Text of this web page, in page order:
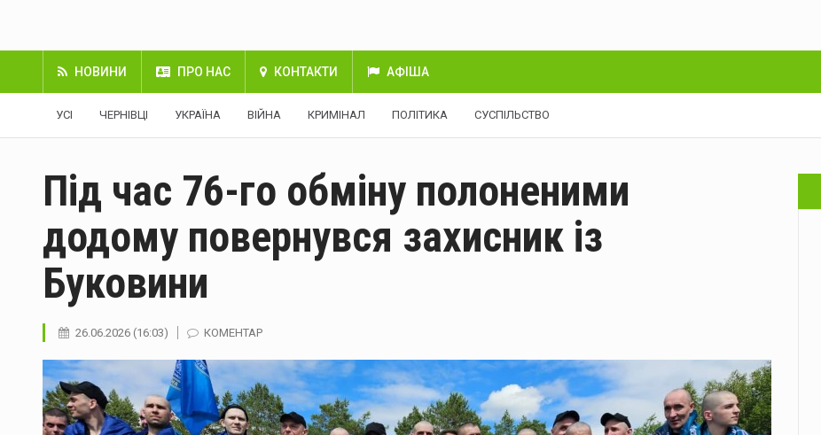
НОВИНИ ПРО НАС КОНТАКТИ АФІША
УСІ ЧЕРНІВЦІ УКРАЇНА ВІЙНА КРИМІНАЛ ПОЛІТИКА СУСПІЛЬСТВО
Під час 76-го обміну полоненими
додому повернувся захисник із
Буковини
26.06.2026 (16:03) КОМЕНТАР